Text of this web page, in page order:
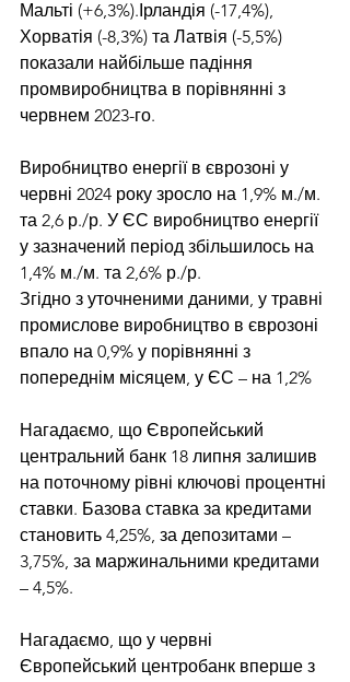
Мальті (+6,3%).Ірландія (-17,4%),
Хорватія (-8,3%) та Латвія (-5,5%)
показали найбільше падіння
промвиробництва в порівнянні з
червнем 2023-го.
Виробництво енергії в єврозоні у
червні 2024 року зросло на 1,9% м./м.
та 2,6 р./р. У ЄС виробництво енергії
у зазначений період збільшилось на
1,4% м./м. та 2,6% р./р.
Згідно з уточненими даними, у травні
промислове виробництво в єврозоні
впало на 0,9% у порівнянні з
попереднім місяцем, у ЄС – на 1,2%
Нагадаємо, що Європейський
центральний банк 18 липня залишив
на поточному рівні ключові процентні
ставки. Базова ставка за кредитами
становить 4,25%, за депозитами –
3,75%, за маржинальними кредитами
– 4,5%.
Нагадаємо, що у червні
Європейський центробанк вперше з